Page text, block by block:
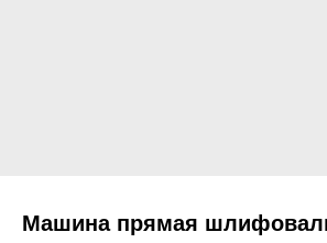
Машина прямая